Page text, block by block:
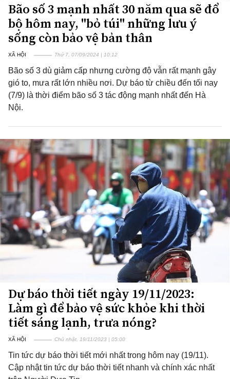
Bão số 3 mạnh nhất 30 năm qua sẽ đổ
bộ hôm nay, "bỏ túi" những lưu ý
sống còn bảo vệ bản thân
XÃ HỘI Thứ 7, 07/09/2024 | 10:12
Bão số 3 dù giảm cấp nhưng cường độ vẫn rất mạnh gây
gió to, mưa rất lớn nhiều nơi. Dự báo từ chiều đến tối nay
(7/9) là thời điểm bão số 3 tác động mạnh nhất đến Hà
Nội.
Dự báo thời tiết ngày 19/11/2023:
Làm gì để bảo vệ sức khỏe khi thời
tiết sáng lạnh, trưa nóng?
XÃ HỘI Chủ nhật, 19/11/2023 | 05:00
Tin tức dự báo thời tiết mới nhất trong hôm nay (19/11).
Cập nhật tin tức dự báo thời tiết nhanh và chính xác nhất